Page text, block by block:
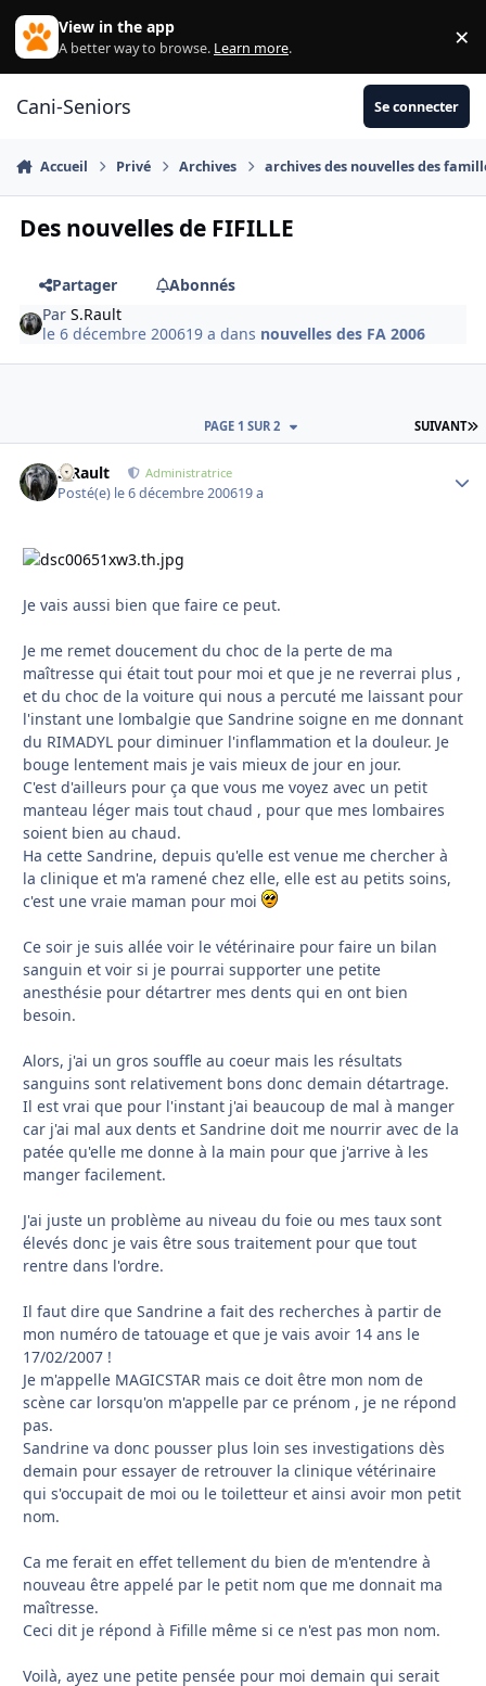
Aller au contenu
View in the app
A better way to browse. Learn more. ×
Cani-Seniors Se connecter
Accueil Privé Archives archives des nouvelles des
Des nouvelles de FIFILLE
Partager
Abonnés
ParS.Rault
le 6 décembre 200619 a dans nouvelles des FA 2006
SUIVANT
PAGE 1 SUR 2
S.Rault Administratrice
Posté(e) le 6 décembre 200619 a
Je vais aussi bien que faire ce peut.
Je me remet doucement du choc de la perte de ma
maîtresse qui était tout pour moi et que je ne reverrai plus ,
et du choc de la voiture qui nous a percuté me laissant pour
l'instant une lombalgie que Sandrine soigne en me donnant
du RIMADYL pour diminuer l'inflammation et la douleur. Je
bouge lentement mais je vais mieux de jour en jour.
C'est d'ailleurs pour ça que vous me voyez avec un petit
manteau léger mais tout chaud , pour que mes lombaires
soient bien au chaud.
Ha cette Sandrine, depuis qu'elle est venue me chercher à
la clinique et m'a ramené chez elle, elle est au petits soins,
c'est une vraie maman pour moi
Ce soir je suis allée voir le vétérinaire pour faire un bilan
sanguin et voir si je pourrai supporter une petite
anesthésie pour détartrer mes dents qui en ont bien
besoin.
Alors, j'ai un gros souffle au coeur mais les résultats
sanguins sont relativement bons donc demain détartrage.
Il est vrai que pour l'instant j'ai beaucoup de mal à manger
car j'ai mal aux dents et Sandrine doit me nourrir avec de la
patée qu'elle me donne à la main pour que j'arrive à les
manger facilement.
J'ai juste un problème au niveau du foie ou mes taux sont
élevés donc je vais être sous traitement pour que tout
rentre dans l'ordre.
Il faut dire que Sandrine a fait des recherches à partir de
mon numéro de tatouage et que je vais avoir 14 ans le
17/02/2007 !
Je m'appelle MAGICSTAR mais ce doit être mon nom de
scène car lorsqu'on m'appelle par ce prénom , je ne répond
pas.
Sandrine va donc pousser plus loin ses investigations dès
demain pour essayer de retrouver la clinique vétérinaire
qui s'occupait de moi ou le toiletteur et ainsi avoir mon petit
nom.
Ca me ferait en effet tellement du bien de m'entendre à
nouveau être appelé par le petit nom que me donnait ma
maîtresse.
Ceci dit je répond à Fifille même si ce n'est pas mon nom.
Voilà, ayez une petite pensée pour moi demain qui serait